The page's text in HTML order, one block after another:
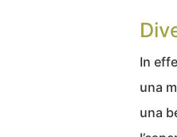
In
una
una